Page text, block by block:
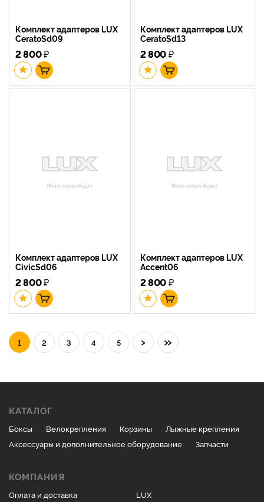
Комплект адаптеров LUX
CeratoSd09
2 800₽
Комплект адаптеров LUX
CeratoSd13
2 800₽
Комплект адаптеров LUX
CivicSd06
2 800₽
Комплект адаптеров LUX
Accent06
2 800₽
1 2 3 4 5 › »
КАТАЛОГ
Боксы Велокрепления Корзины
Лыжные крепления
Аксессуары и дополнительное оборудование
Запчасти
КОМПАНИЯ
Оплата и доставка LUX